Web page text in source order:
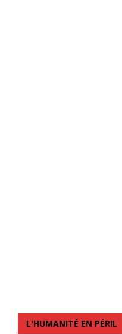
L'HUMANITÉ EN PÉRIL